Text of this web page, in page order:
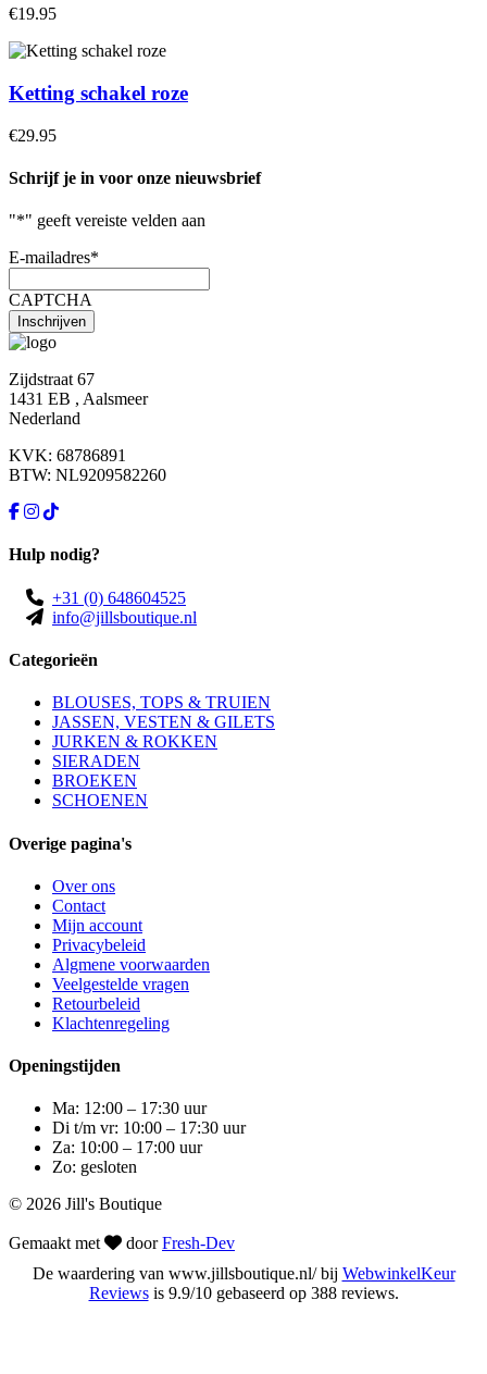
€19.95
Ketting schakel roze
€29.95
Schrijf je in voor onze nieuwsbrief
"*" geeft vereiste velden aan
E-mailadres*
CAPTCHA
Zijdstraat 67
1431 EB , Aalsmeer
Nederland
KVK: 68786891
BTW: NL9209582260
Hulp nodig?
+31 (0) 648604525
info@jillsboutique.nl
Categorieën
BLOUSES, TOPS & TRUIEN
JASSEN, VESTEN & GILETS
JURKEN & ROKKEN
SIERADEN
BROEKEN
SCHOENEN
Overige pagina's
Over ons
Contact
Mijn account
Privacybeleid
Algmene voorwaarden
Veelgestelde vragen
Retourbeleid
Klachtenregeling
Openingstijden
Ma: 12:00 – 17:30 uur
Di t/m vr: 10:00 – 17:30 uur
Za: 10:00 – 17:00 uur
Zo: gesloten
© 2026 Jill's Boutique
Gemaakt met doorFresh-Dev
De waardering van www.jillsboutique.nl/ bij WebwinkelKeur
Reviewsis 9.9/10 gebaseerd op 388 reviews.